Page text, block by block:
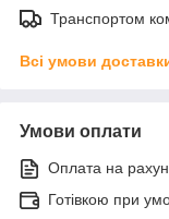
Транспортом
Всі умови
Умови оплати
Оплата на
Готівкою при